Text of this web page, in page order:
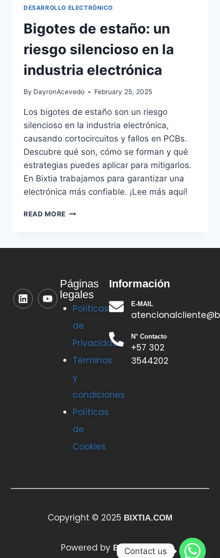
DESARROLLO ELECTRÓNICO
Bigotes de estaño: un
riesgo silencioso en la
industria electrónica
By DayronAcevedo February 25, 2025
Los bigotes de estaño son un riesgo
silencioso en la industria electrónica,
causando cortocircuitos y fallos en PCBs.
Descubre qué son, cómo se forman y qué
estrategias puedes aplicar para mitigarlos.
En Bixtia trabajamos para garantizar una
electrónica más confiable. ¡Lee más aquí!
READ MORE
Páginas
legales
Políticas
de
Privacidad
Términos
y
condiciones
Políticas
de
Cookies
Información
E-MAIL
N° Contacto
+57 302
3544202
Copyright © 2025 BIXTIA.COM
Powered by BIXTIA.COM
Contact us